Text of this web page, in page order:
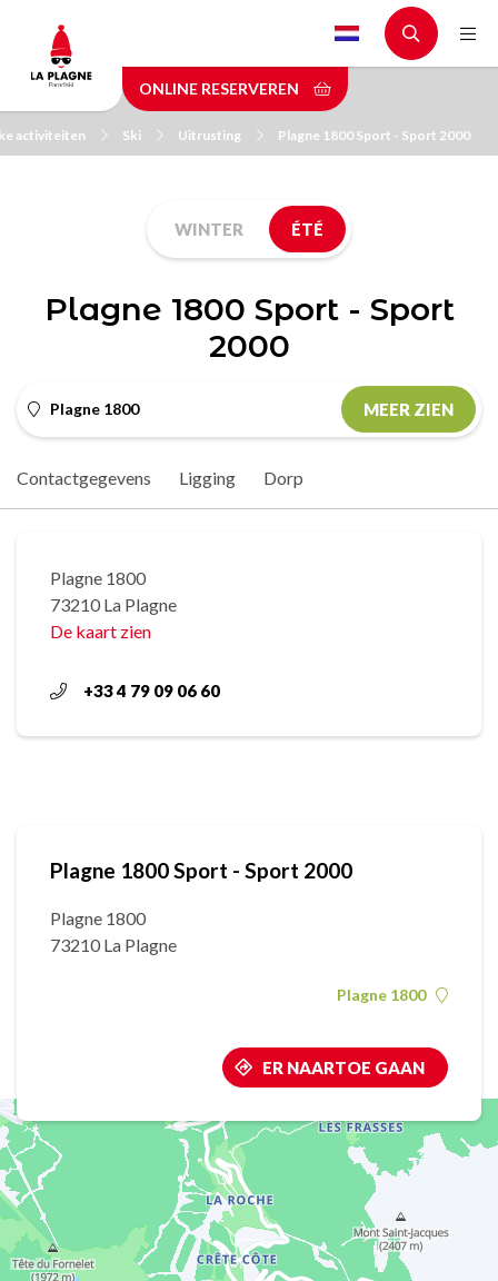
main
content
ONLINE RESERVEREN
activiteiten Ski Uitrusting Plagne 1800 Sport - Sport 2000
WINTER ÉTÉ
Plagne 1800 Sport - Sport
2000
Plagne 1800 MEER ZIEN
Contactgegevens Ligging Dorp
Plagne 1800
73210 La Plagne
De kaart zien
+33 4 79 09 06 60
Plagne 1800 Sport - Sport 2000
Plagne 1800
73210 La Plagne
Plagne 1800
ER NAARTOE GAAN